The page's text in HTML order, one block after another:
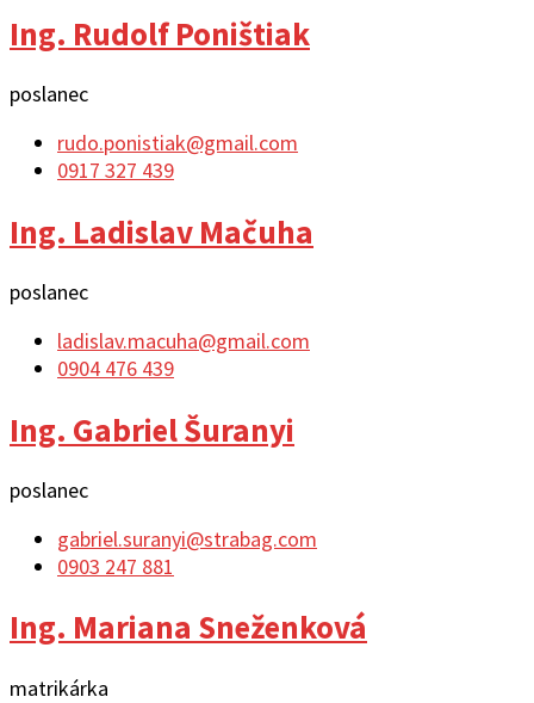
Ing. Rudolf Poništiak
poslanec
rudo.ponistiak@gmail.com
0917 327 439
Ing. Ladislav Mačuha
poslanec
ladislav.macuha@gmail.com
0904 476 439
Ing. Gabriel Šuranyi
poslanec
gabriel.suranyi@strabag.com
0903 247 881
Ing. Mariana Sneženková
matrikárka